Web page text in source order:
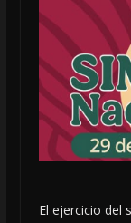
El ejercicio del